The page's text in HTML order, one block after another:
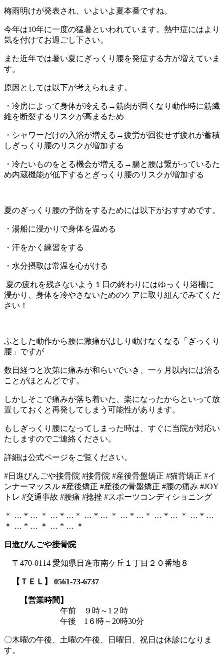
梅雨明けが発表され、いよいよ夏本番ですね。
今年は10年に一度の猛暑といわれています。熱中症にはより
気を付けてお過ごし下さい。
また近年では暑い夏にぎっくり腰を発症する方が増えていま
す。
原因としては以下が考えられます。
・冷房によって身体が冷える→筋肉が固くなり動作時に筋繊
維を断裂するリスクが高まるため
・シャワーだけの入浴が増える→疲労が回復せず疲れが蓄積
しぎっくり腰のリスクが増加する
・冷たいものをとる機会が増える→腸と腰は繋がっているた
め内蔵機能が低下するとぎっくり腰のリスクが増加する
夏のぎっくり腰の予防をするためには以下がおすすめです。
・湯船に浸かりで身体を温める
・汗をかく練習をする
・水分摂取は常温を心がける
夏の疲れを残さないよう１日の終わりにはゆっくり浴槽に
浸かり、身体を冷やさないためのケアに取り組んでみてくだ
さい！
ふとした動作から腰に激痛がはしり動けなくなる「ぎっくり
腰」ですが
数日経つと次第に痛みが和らいでいき、一ヶ月以内には治る
ことがほとんどです。
しかしそこで痛みが落ち着いた、楽になったからといって放
置しておくと再発してしまう可能性があります。
もしぎっくり腰になってしまった時は、すぐに当院が対応い
たしますのでご連絡ください。
詳細は公式ページをご覧ください。
#日進びんごや接骨院 #接骨院 #産後骨盤矯正 #猫背矯正 #イ
ンナーマッスル #産後矯正 #産後の骨盤矯正 #腰の痛み #JOY
トレ #交通事故 #腰痛 #捻挫 #スポーツコンディショニング
＊ … * … ＊ … * …＊ … * … ＊ … * …＊ … * … ＊ … * …
＊ … * … ＊ … * … ＊
日進びんごや接骨院
〒470-0114 愛知県日進市南ケ丘１丁目２０番地８
【ＴＥＬ】 0561-73-6737
【営業時間】
午前 ９時～1２時
午後 1６時～20時30分
〇木曜の午後、土曜の午後、日曜日、祝日は休診になりま
す。